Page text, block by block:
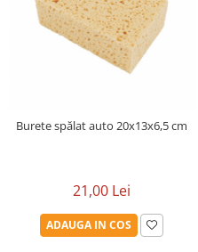
Burete spălat auto 20x13x6,5 cm
21,00 Lei
ADAUGA IN COS